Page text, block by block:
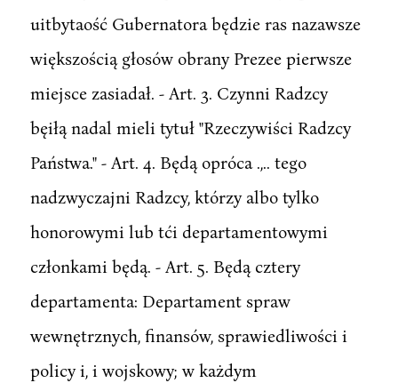
uitbytaość Gubernatora będzie ras nazawsze
większością głosów obrany Prezee pierwsze
miejsce zasiadał. - Art. 3. Czynni Radzcy
bęiłą nadal mieli tytuł "Rzeczywiści Radzcy
Państwa." - Art. 4. Będą opróca .,.. tego
nadzwyczajni Radzcy, którzy albo tylko
honorowymi lub tći departamentowymi
członkami będą. - Art. 5. Będą cztery
departamenta: Departament spraw
wewnętrznych, finansów, sprawiedliwości i
policy i, i wojskowy; w każdym